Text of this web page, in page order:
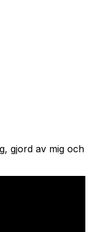
gjord av mig och